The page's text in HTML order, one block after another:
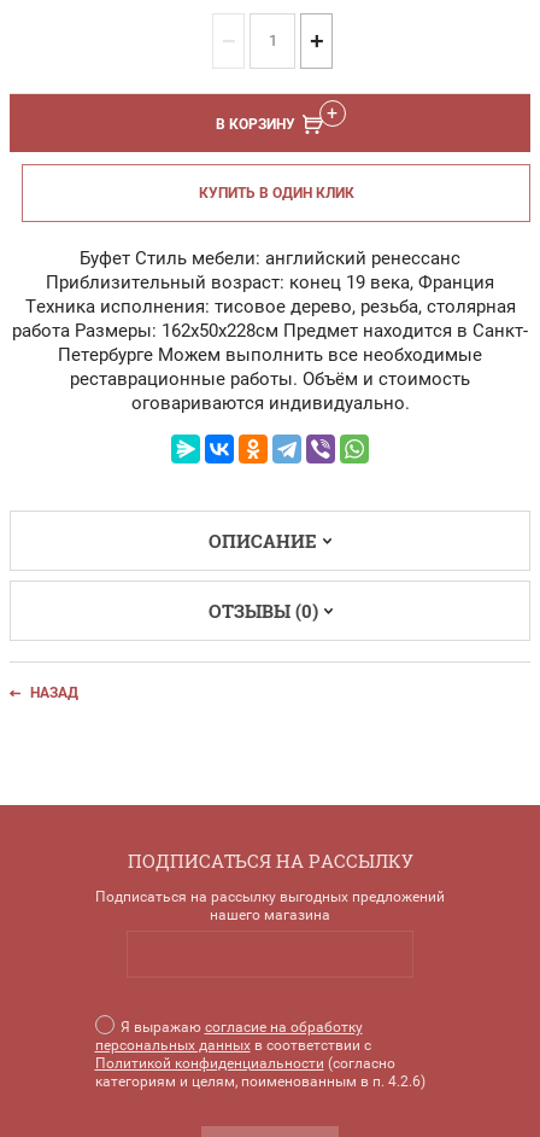
− +
В КОРЗИНУ
КУПИТЬ В ОДИН КЛИК
Буфет Стиль мебели: английский ренессанс
Приблизительный возраст: конец 19 века, Франция
Техника исполнения: тисовое дерево, резьба, столярная
работа Размеры: 162х50х228см Предмет находится в Санкт-
Петербурге Можем выполнить все необходимые
реставрационные работы. Объём и стоимость
оговариваются индивидуально.
ОПИСАНИЕ
ОТЗЫВЫ (0)
НАЗАД
ПОДПИСАТЬСЯ НА РАССЫЛКУ
Подписаться на рассылку выгодных предложений
нашего магазина
Я выражаю согласие на обработку
персональных данныхв соответствии с
Политикой конфиденциальности (согласно
категориям и целям, поименованным в п. 4.2.6)